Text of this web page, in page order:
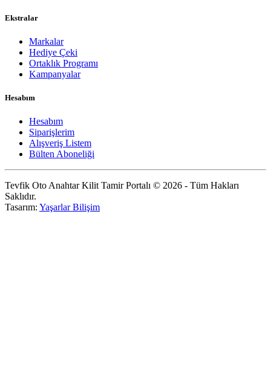
Ekstralar
Markalar
Hediye Çeki
Ortaklık Programı
Kampanyalar
Hesabım
Hesabım
Siparişlerim
Alışveriş Listem
Bülten Aboneliği
Tevfik Oto Anahtar Kilit Tamir Portalı © 2026 - Tüm Hakları
Saklıdır.
Tasarım: Yaşarlar Bilişim